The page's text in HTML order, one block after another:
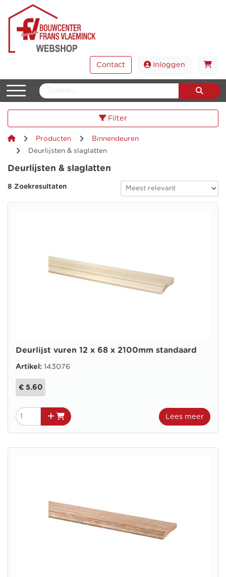
Contact Inloggen
Filter
Producten
Binnendeuren
Deurlijsten & slaglatten
Deurlijsten & slaglatten
8 Zoekresultaten
Deurlijst vuren 12 x 68 x 2100mm standaard
Artikel: 143076
€ 5.60
Lees meer